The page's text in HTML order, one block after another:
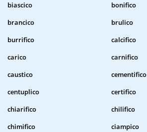
biascico
bonifico
brancico
brulico
burrifico
calcifico
carico
carnifico
caustico
cementifico
centuplico
certifico
chiarifico
chilifico
chimifico
ciampico